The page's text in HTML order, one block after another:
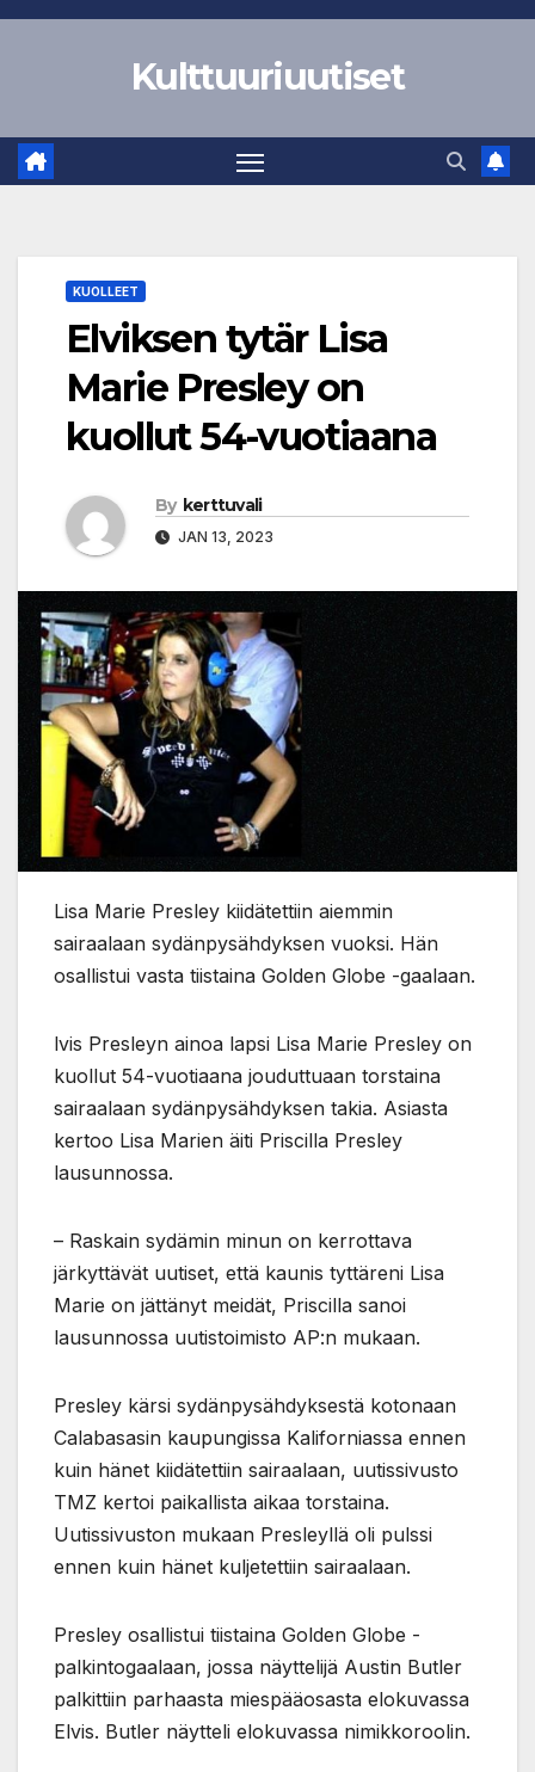
Skip
Kulttuuriuutiset
KUOLLEET
Elviksen tytär Lisa
Marie Presley on
kuollut 54-vuotiaana
By kerttuvali
JAN 13, 2023
Lisa Marie Presley kiidätettiin aiemmin
sairaalaan sydänpysähdyksen vuoksi. Hän
osallistui vasta tiistaina Golden Globe -gaalaan.
lvis Presleyn ainoa lapsi Lisa Marie Presley on
kuollut 54-vuotiaana jouduttuaan torstaina
sairaalaan sydänpysähdyksen takia. Asiasta
kertoo Lisa Marien äiti Priscilla Presley
lausunnossa.
– Raskain sydämin minun on kerrottava
järkyttävät uutiset, että kaunis tyttäreni Lisa
Marie on jättänyt meidät, Priscilla sanoi
lausunnossa uutistoimisto AP:n mukaan.
Presley kärsi sydänpysähdyksestä kotonaan
Calabasasin kaupungissa Kaliforniassa ennen
kuin hänet kiidätettiin sairaalaan, uutissivusto
TMZ kertoi paikallista aikaa torstaina.
Uutissivuston mukaan Presleyllä oli pulssi
ennen kuin hänet kuljetettiin sairaalaan.
Presley osallistui tiistaina Golden Globe -
palkintogaalaan, jossa näyttelijä Austin Butler
palkittiin parhaasta miespääosasta elokuvassa
Elvis. Butler näytteli elokuvassa nimikkoroolin.